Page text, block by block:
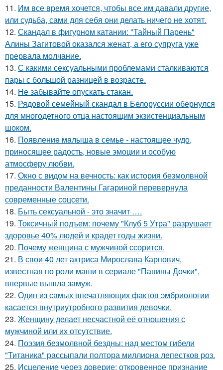
11. Им все время хочется, чтобы все им давали другие,
или судьба, сами для себя они делать ничего не хотят.
12. Скандал в фигурном катании: "Тайный Парень"
Алины Загитовой оказался женат, а его супруга уже
прервала молчание.
13. С какими сексуальными проблемами сталкиваются
пары с большой разницей в возрасте.
14. Не забывайте опускать стакан.
15. Рядовой семейный скандал в Белоруссии обернулся
для многодетного отца настоящим экзистенциальным
шоком.
16. Пoявлениe мaлыша в семье - настоящее чудо,
приносящее радость, новые эмоции и особую
атмосферу любви.
17. Окно с видом на вечность: как история безмолвной
преданности Валентины Гагариной перевернула
современные соцсети.
18. Быть сексуальной - это значит ….
19. Токсичный подъем: почему "Клуб 5 Утра" разрушает
здоровье 40% людей и крадет годы жизни.
20. Почему женщина с мужчиной ссорится.
21. В свои 40 лет актриса Мирослава Карпович,
известная по роли маши в сериале "Папины Дочки",
впервые вышла замуж.
22. Один из самых впечатляющих фактов эмбриологии
касается внутриутробного развития девочки.
23. Женщину делает несчастной её отношения с
мужчиной или их отсутствие.
24. Поэзия безмолвной бездны: над местом гибели
"Титаника" рассыпали полтора миллиона лепестков роз.
25. Исцеление через доверие: откровенное признание